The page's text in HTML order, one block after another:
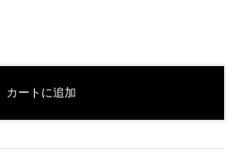
カートに追加